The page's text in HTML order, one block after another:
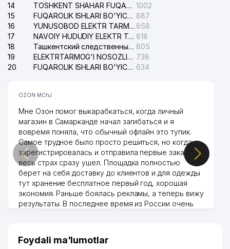
14
TOSHKENT SHAHAR FUQAROLIK ISHLARI BO'YICHA SUDI 1002
15
FUQAROLIK ISHLARI BO'YICHA YAKKASAROY TUMANLARARO SUDI 887
16
YUNUSOBOD ELEKTR TARMOG'I NOSOZLIKLARI XIZMATI 858
17
NAVOIY HUDUDIY ELEKTR TARMOQLARI KORXONASI AJ 818
18
Ташкентский следственный изолятор 805
19
ELEKTRTARMOG'I NOSOZLIKLARINI TO'ZATISH SERGELI XIZMATI 738
20
FUQAROLIK ISHLARI BO'YICHA UCH-TEPA TUMANI SUDI 634
OZON MChJ
Мне Озон помог выкарабкаться, когда личный
магазин в Самарканде начал загибаться и я
вовремя поняла, что обычный офлайн это тупик.
Самое трудное было просто решиться, но когда
зарегистрировалась и отправила первые заказы,
весь страх сразу ушел. Площадка полностью
берет на себя доставку до клиентов и для одежды
тут хранение бесплатное первый год, хорошая
экономия. Раньше боялась рекламы, а теперь вижу
результаты. В последнее время из России очень
дальше развиваюсь потихоньку😊
Hamida 03.08.2026 12:45:39
Foydali ma'lumotlar